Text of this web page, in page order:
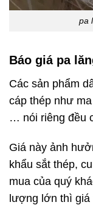
pa
Báo giá pa
Các sản phẩm
cáp thép như
… nói riêng đều
Giá này ảnh
khẩu sắt thép,
mua của quý
lượng lớn thì giá